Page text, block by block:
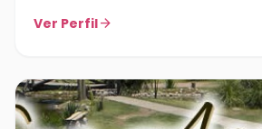
Ver Perfilarrow_forward